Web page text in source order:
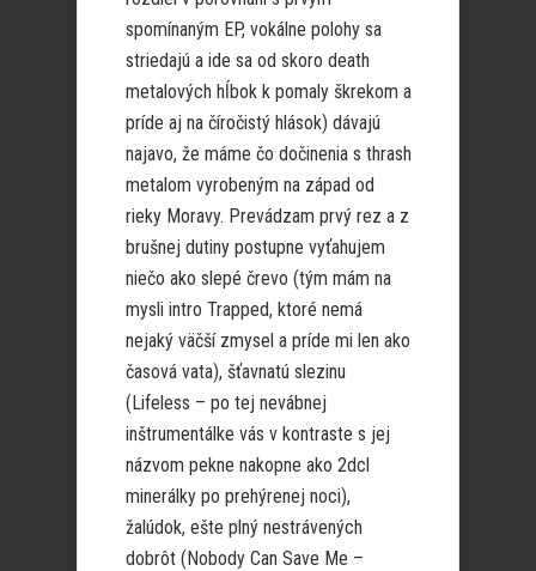
spomínaným EP, vokálne polohy sa
striedajú a ide sa od skoro death
metalových hĺbok k pomaly škrekom a
príde aj na číročistý hlások) dávajú
najavo, že máme čo dočinenia s thrash
metalom vyrobeným na západ od
rieky Moravy. Prevádzam prvý rez a z
brušnej dutiny postupne vyťahujem
niečo ako slepé črevo (tým mám na
mysli intro Trapped, ktoré nemá
nejaký väčší zmysel a príde mi len ako
časová vata), šťavnatú slezinu
(Lifeless – po tej nevábnej
inštrumentálke vás v kontraste s jej
názvom pekne nakopne ako 2dcl
minerálky po prehýrenej noci),
žalúdok, ešte plný nestrávených
dobrôt (Nobody Can Save Me –